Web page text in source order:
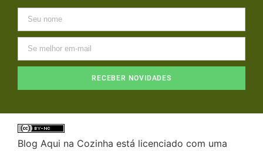
RECEBER NOVIDADES
Blog Aqui na Cozinha está licenciado com uma